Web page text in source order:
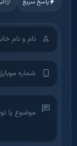
پاسخ سریع